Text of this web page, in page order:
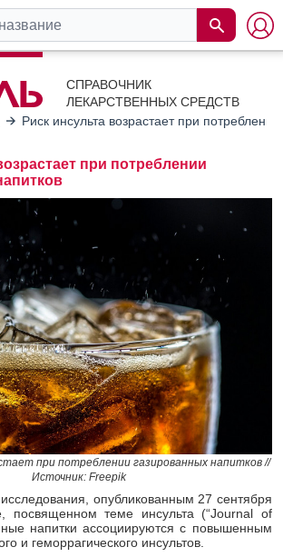
СПРАВОЧНИК
ЛЕКАРСТВЕННЫХ СРЕДСТВ
Риск инсульта возрастает при
при потреблении
при потреблении газированных напитков //
Источник: Freepik
опубликованным 27 сентября
посвященном теме инсульта (“Journal of
напитки ассоциируются с повышенным
и геморрагического инсультов.